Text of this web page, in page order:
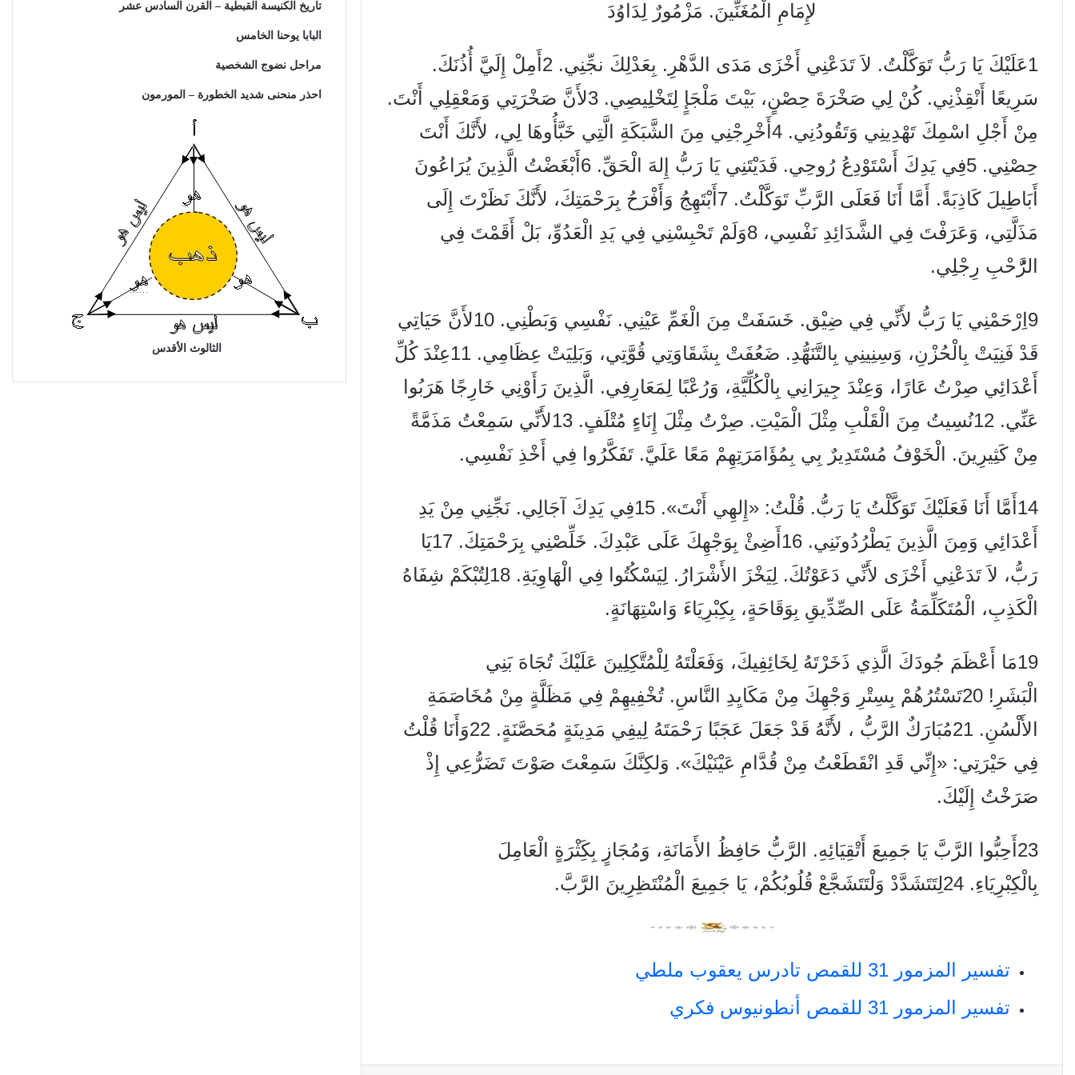
لإِمَامِ الْمُغَنِّينَ. مَزْمُورٌ لِدَاوُدَ
1عَلَيْكَ يَا رَبُّ تَوَكَّلْتُ. لاَ تَدَعْنِي أَخْزَى مَدَى الدَّهْرِ. بِعَدْلِكَ نجِّنِي. 2أَمِلْ إِلَيَّ أُذُنَكَ.
سَرِيعًا أَنْقِذْنِي. كُنْ لِي صَخْرَةَ حِصْنٍ، بَيْتَ مَلْجَإٍ لِتَخْلِيصِي. 3لأَنَّ صَخْرَتِي وَمَعْقِلِي أَنْتَ.
مِنْ أَجْلِ اسْمِكَ تَهْدِينِي وَتَقُودُنِي. 4أَخْرِجْنِي مِنَ الشَّبَكَةِ الَّتِي خَبَّأُوهَا لِي، لأَنَّكَ أَنْتَ
حِصْنِي. 5فِي يَدِكَ أَسْتَوْدِعُ رُوحِي. فَدَيْتَنِي يَا رَبُّ إِلهَ الْحَقِّ. 6أَبْغَضْتُ الَّذِينَ يُرَاعُونَ
أَبَاطِيلَ كَاذِبَةً. أَمَّا أَنَا فَعَلَى الرَّبِّ تَوَكَّلْتُ. 7أَبْتَهِجُ وَأَفْرَحُ بِرَحْمَتِكَ، لأَنَّكَ نَظَرْتَ إِلَى
مَذَلَّتِي، وَعَرَفْتَ فِي الشَّدَائِدِ نَفْسِي، 8وَلَمْ تَحْبِسْنِي فِي يَدِ الْعَدُوِّ، بَلْ أَقَمْتَ فِي
الرَُّحْبِ رِجْلِي.
9اِرْحَمْنِي يَا رَبُّ لأَنِّي فِي ضِيْق. خَسَفَتْ مِنَ الْغَمِّ عَيْنِي. نَفْسِي وَبَطْنِي. 10لأَنَّ حَيَاتِي
قَدْ فَنِيَتْ بِالْحُزْنِ، وَسِنِينِي بِالتَّنَهُّدِ. ضَعُفَتْ بِشَقَاوَتِي قُوَّتِي، وَبَلِيَتْ عِظَامِي. 11عِنْدَ كُلِّ
أَعْدَائِي صِرْتُ عَارًا، وَعِنْدَ جِيرَانِي بِالْكُلِّيَّةِ، وَرُعْبًا لِمَعَارِفِي. الَّذِينَ رَأَوْنِي خَارِجًا هَرَبُوا
عَنِّي. 12نُسِيتُ مِنَ الْقَلْبِ مِثْلَ الْمَيْتِ. صِرْتُ مِثْلَ إِنَاءٍ مُتْلَفٍ. 13لأَنِّي سَمِعْتُ مَذَمَّةً
مِنْ كَثِيرِينَ. الْخَوْفُ مُسْتَدِيرٌ بِي بِمُؤَامَرَتِهِمْ مَعًا عَلَيَّ. تَفَكَّرُوا فِي أَخْذِ نَفْسِي.
14أَمَّا أَنَا فَعَلَيْكَ تَوَكَّلْتُ يَا رَبُّ. قُلْتُ: «إِلهِي أَنْتَ». 15فِي يَدِكَ آجَالِي. نَجِّنِي مِنْ يَدِ
أَعْدَائِي وَمِنَ الَّذِينَ يَطْرُدُونَنِي. 16أَضِئْ بِوَجْهِكَ عَلَى عَبْدِكَ. خَلِّصْنِي بِرَحْمَتِكَ. 17يَا
رَبُّ، لاَ تَدَعْنِي أَخْزَى لأَنِّي دَعَوْتُكَ. لِيَخْزَ الأَشْرَارُ. لِيَسْكُتُوا فِي الْهَاوِيَةِ. 18لِتُبْكَمْ شِفَاهُ
الْكَذِبِ، الْمُتَكَلِّمَةُ عَلَى الصِّدِّيقِ بِوَقَاحَةٍ، بِكِبْرِيَاءَ وَاسْتِهَانَةٍ.
19مَا أَعْظَمَ جُودَكَ الَّذِي ذَخَرْتَهُ لِخَائِفِيكَ، وَفَعَلْتَهُ لِلْمُتَّكِلِينَ عَلَيْكَ تُجَاهَ بَنِي
الْبَشَرِ! 20تَسْتُرُهُمْ بِسِتْرِ وَجْهِكَ مِنْ مَكَايِدِ النَّاسِ. تُخْفِيهِمْ فِي مَظَلَّةٍ مِنْ مُخَاصَمَةِ
الأَلْسُنِ. 21مُبَارَكٌ الرَّبُّ ، لأَنَّهُ قَدْ جَعَلَ عَجَبًا رَحْمَتَهُ لِيفِي مَدِينَةٍ مُحَصَّنَةٍ. 22وَأَنَا قُلْتُ
فِي حَيْرَتِي: «إِنِّي قَدِ انْقَطَعْتُ مِنْ قُدَّامِ عَيْنَيْكَ». وَلكِنَّكَ سَمِعْتَ صَوْتَ تَضَرُّعِي إِذْ
صَرَخْتُ إِلَيْكَ.
23أَحِبُّوا الرَّبَّ يَا جَمِيعَ أَتْقِيَائِهِ. الرَّبُّ حَافِظُ الأَمَانَةِ، وَمُجَازٍ بِكَِثْرَةٍ الْعَامِلَ
بِالْكِبْرِيَاءِ. 24لِتَتَشَدَّدْ وَلْتَتَشَجَّعْ قُلُوبُكُمْ، يَا جَمِيعَ الْمُنْتَظِرِينَ الرَّبَّ.
تفسير المزمور 31 للقمص تادرس يعقوب ملطي
تفسير المزمور 31 للقمص أنطونيوس فكري
تاريخ الكنيسة القبطية – القرن السادس عشر
البابا يوحنا الخامس
مراحل نضوج الشخصية
احذر منحنى شديد الخطورة – المورمون
الثالوث الأقدس